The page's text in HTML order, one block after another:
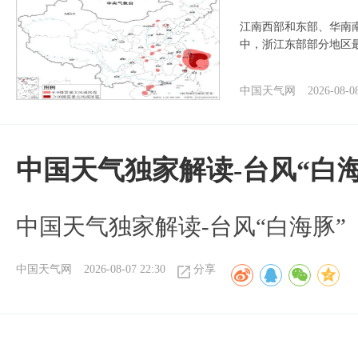
江南西部和东部、华南
中，浙江东部部分地区
中国天气网 2026-08-
中国天气独家解读-台风“白
中国天气独家解读-台风“白海豚”
中国天气网 2026-08-07 22:30 分享